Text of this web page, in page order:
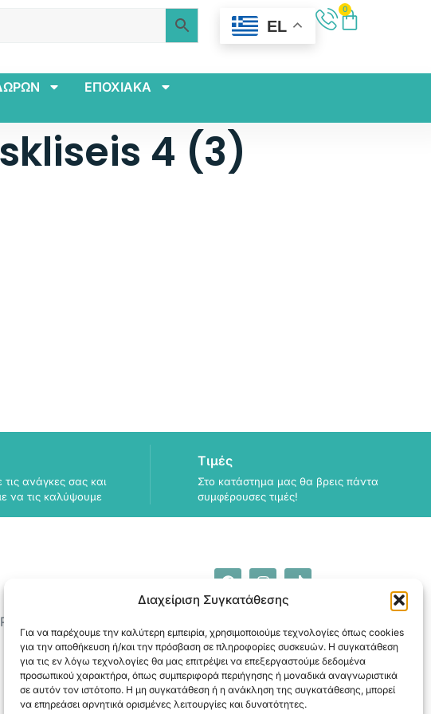
Διαχείριση Συγκατάθεσης
Για να παρέχουμε την καλύτερη εμπειρία, χρησιμοποιούμε τεχνολογίες όπως cookies
για την αποθήκευση ή/και την πρόσβαση σε πληροφορίες συσκευών. Η συγκατάθεση
για τις εν λόγω τεχνολογίες θα μας επιτρέψει να επεξεργαστούμε δεδομένα
προσωπικού χαρακτήρα, όπως συμπεριφορά περιήγησης ή μοναδικά αναγνωριστικά
σε αυτόν τον ιστότοπο. Η μη συγκατάθεση ή η ανάκληση της συγκατάθεσης, μπορεί
να επηρεάσει αρνητικά ορισμένες λειτουργίες και δυνατότητες.
EL
0
ΕΠΟΧΙΑΚΑ
4 (3)
τις ανάγκες σας και
να τις καλύψουμε
Τιμές
Στο κατάστημα μας θα βρεις πάντα
συμφέρουσες τιμές!
ΠΛΗΡΟΦΟΡΙΕΣ
ΕΞΟΦΛΗΣΗ